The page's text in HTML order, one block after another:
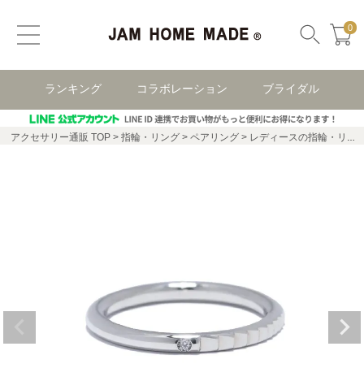
0
ランキング コラボレーション ブライダル
アクセサリー通販 TOP 指輪・リング ペアリング レディースの指輪・リング